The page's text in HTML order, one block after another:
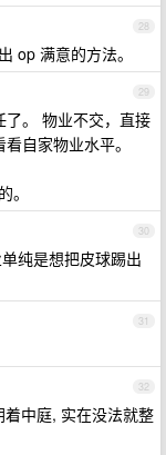
28
op 满意的方法。
29
。 物业不交，直接
自家物业水平。
。
30
纯是想把皮球踢出
31
32
中庭, 实在没法就整